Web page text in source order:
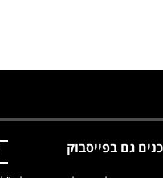
גם בפייסבוק